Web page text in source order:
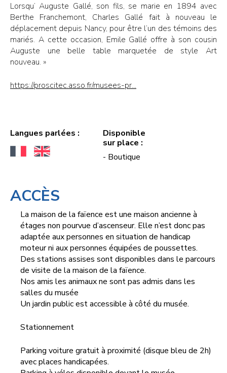
Lorsqu’ Auguste Gallé, son fils, se marie en 1894 avec
Berthe Franchemont, Charles Gallé fait à nouveau le
déplacement depuis Nancy, pour être l’un des témoins des
mariés. A cette occasion, Emile Gallé offre à son cousin
Auguste une belle table marquetée de style Art
nouveau. »
https://proscitec.asso.fr/musees-pr...
Langues parlées :
Disponible
sur place :
- Boutique
ACCÈS
La maison de la faïence est une maison ancienne à
étages non pourvue d’ascenseur. Elle n’est donc pas
adaptée aux personnes en situation de handicap
moteur ni aux personnes équipées de poussettes.
Des stations assises sont disponibles dans le parcours
de visite de la maison de la faïence.
Nos amis les animaux ne sont pas admis dans les
salles du musée
Un jardin public est accessible à côté du musée.
Stationnement
Parking voiture gratuit à proximité (disque bleu de 2h)
avec places handicapées.